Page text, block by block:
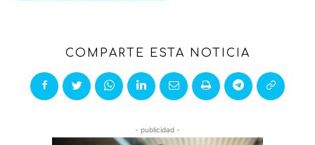
COMPARTE ESTA NOTICIA
- publicidad -